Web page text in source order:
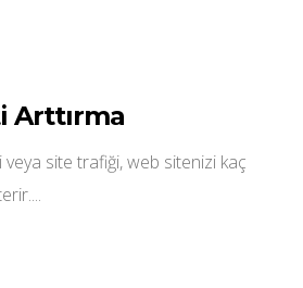
Arttırma
veya site trafiği, web sitenizi kaç